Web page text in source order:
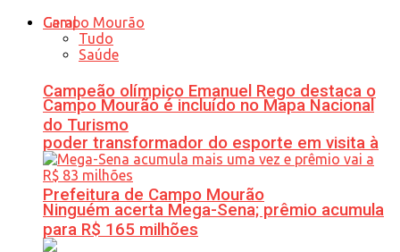
Campeão olímpico Emanuel Rego destaca o
poder transformador do esporte em visita à
Prefeitura de Campo Mourão
Geral
Tudo
Saúde
Campo Mourão é incluído no Mapa Nacional
do Turismo
Ninguém acerta Mega-Sena; prêmio acumula
para R$ 165 milhões